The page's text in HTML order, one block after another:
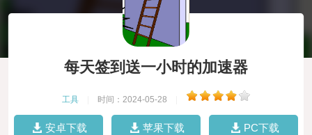
每天签到送一小时的加速器
工具 时间：2024-05-28
安卓下载 苹果下载 PC下载